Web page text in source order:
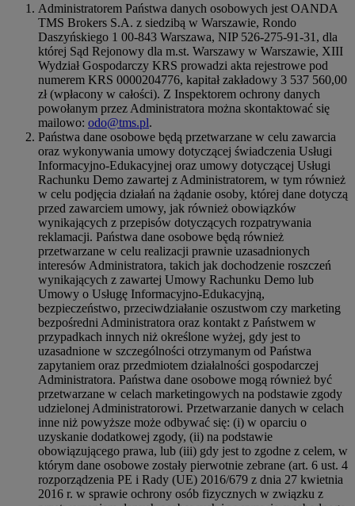
Administratorem Państwa danych osobowych jest OANDA
TMS Brokers S.A. z siedzibą w Warszawie, Rondo
Daszyńskiego 1 00-843 Warszawa, NIP 526-275-91-31, dla
której Sąd Rejonowy dla m.st. Warszawy w Warszawie, XIII
Wydział Gospodarczy KRS prowadzi akta rejestrowe pod
numerem KRS 0000204776, kapitał zakładowy 3 537 560,00
zł (wpłacony w całości). Z Inspektorem ochrony danych
powołanym przez Administratora można skontaktować się
mailowo: odo@tms.pl.
Państwa dane osobowe będą przetwarzane w celu zawarcia
oraz wykonywania umowy dotyczącej świadczenia Usługi
Informacyjno-Edukacyjnej oraz umowy dotyczącej Usługi
Rachunku Demo zawartej z Administratorem, w tym również
w celu podjęcia działań na żądanie osoby, której dane dotyczą
przed zawarciem umowy, jak również obowiązków
wynikających z przepisów dotyczących rozpatrywania
reklamacji. Państwa dane osobowe będą również
przetwarzane w celu realizacji prawnie uzasadnionych
interesów Administratora, takich jak dochodzenie roszczeń
wynikających z zawartej Umowy Rachunku Demo lub
Umowy o Usługę Informacyjno-Edukacyjną,
bezpieczeństwo, przeciwdziałanie oszustwom czy marketing
bezpośredni Administratora oraz kontakt z Państwem w
przypadkach innych niż określone wyżej, gdy jest to
uzasadnione w szczególności otrzymanym od Państwa
zapytaniem oraz przedmiotem działalności gospodarczej
Administratora. Państwa dane osobowe mogą również być
przetwarzane w celach marketingowych na podstawie zgody
udzielonej Administratorowi. Przetwarzanie danych w celach
inne niż powyższe może odbywać się: (i) w oparciu o
uzyskanie dodatkowej zgody, (ii) na podstawie
obowiązującego prawa, lub (iii) gdy jest to zgodne z celem, w
którym dane osobowe zostały pierwotnie zebrane (art. 6 ust. 4
rozporządzenia PE i Rady (UE) 2016/679 z dnia 27 kwietnia
2016 r. w sprawie ochrony osób fizycznych w związku z